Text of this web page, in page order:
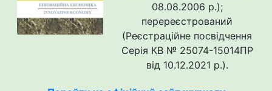
08.08.2006 р.);
перереєстрований
(Реєстраційне посвідчення
Серія КВ № 25074-15014ПР
від 10.12.2021 р.).